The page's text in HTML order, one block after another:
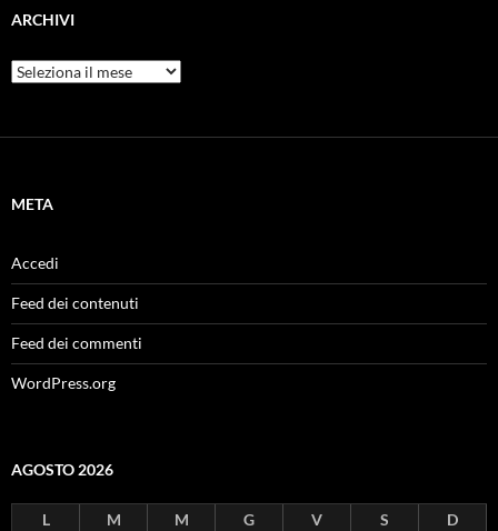
ARCHIVI
Archivi
META
Accedi
Feed dei contenuti
Feed dei commenti
WordPress.org
AGOSTO 2026
L M M G V S
D